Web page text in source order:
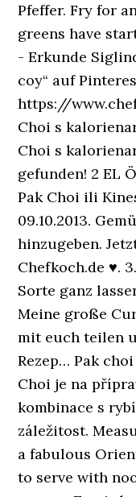
Pfeffer. Fry for
greens have
- Erkunde
coy“ auf
https://
Choi s
Choi s
gefunden! 2 EL
Pak Choi ili
09.10.2013.
hinzugeben.
Chefkoch.de ♥.
Sorte ganz
Meine große
mit euch teilen
Rezep… Pak
Choi je na
kombinace s
záležitost.
a fabulous
to serve with